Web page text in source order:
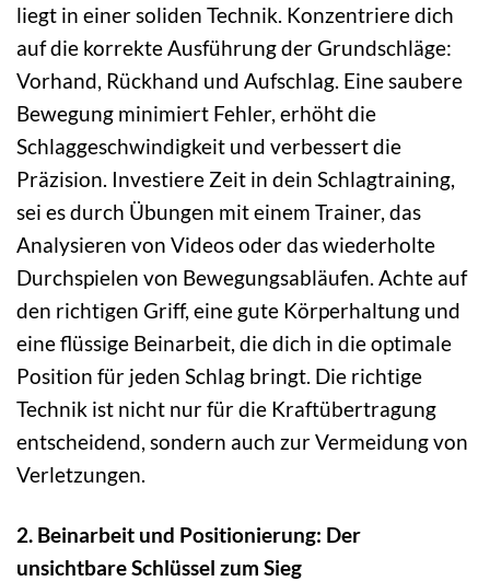
liegt in einer soliden Technik. Konzentriere dich
auf die korrekte Ausführung der Grundschläge:
Vorhand, Rückhand und Aufschlag. Eine saubere
Bewegung minimiert Fehler, erhöht die
Schlaggeschwindigkeit und verbessert die
Präzision. Investiere Zeit in dein Schlagtraining,
sei es durch Übungen mit einem Trainer, das
Analysieren von Videos oder das wiederholte
Durchspielen von Bewegungsabläufen. Achte auf
den richtigen Griff, eine gute Körperhaltung und
eine flüssige Beinarbeit, die dich in die optimale
Position für jeden Schlag bringt. Die richtige
Technik ist nicht nur für die Kraftübertragung
entscheidend, sondern auch zur Vermeidung von
Verletzungen.
2. Beinarbeit und Positionierung: Der
unsichtbare Schlüssel zum Sieg